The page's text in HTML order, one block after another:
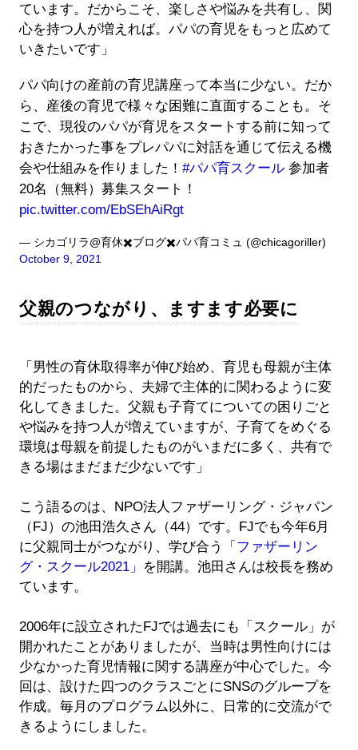
ています。だからこそ、楽しさや悩みを共有し、関
心を持つ人が増えれば。パパの育児をもっと広めて
いきたいです」
パパ向けの産前の育児講座って本当に少ない。だか
ら、産後の育児で様々な困難に直面することも。そ
こで、現役のパパが育児をスタートする前に知って
おきたかった事をプレパパに対話を通じて伝える機
会や仕組みを作りました！ #パパ育スクール参加者
20名（無料）募集スタート！
pic.twitter.com/EbSEhAiRgt
— シカゴリラ@育休✖️ブログ✖️パパ育コミュ (@chicagoriller)
October 9, 2021
父親のつながり、ますます必要に
「男性の育休取得率が伸び始め、育児も母親が主体
的だったものから、夫婦で主体的に関わるように変
化してきました。父親も子育てについての困りごと
や悩みを持つ人が増えていますが、子育てをめぐる
環境は母親を前提したものがいまだに多く、共有で
きる場はまだまだ少ないです」
こう語るのは、NPO法人ファザーリング・ジャパン
（FJ）の池田浩久さん（44）です。FJでも今年6月
に父親同士がつながり、学び合う
「ファザーリン
グ・スクール2021」
を開講。池田さんは校長を務め
ています。
2006年に設立されたFJでは過去にも「スクール」が
開かれたことがありましたが、当時は男性向けには
少なかった育児情報に関する講座が中心でした。今
回は、設けた四つのクラスごとにSNSのグループを
作成。毎月のプログラム以外に、日常的に交流がで
きるようにしました。